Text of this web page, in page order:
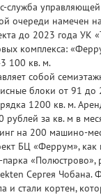
служба
очереди намечен
до 2023 года УК
комплекса:
100 кв. м.
собой
блоки от 91 до
1200 кв. м.
рублей за кв. м в
на 200 машино-
БЦ «Феррум», как
«Полюстрово»,
Сергея Чобана.
и стали кортен,